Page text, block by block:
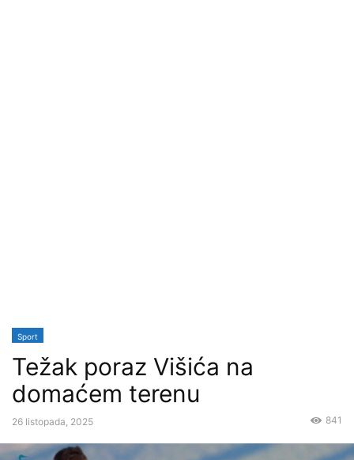
Sport
Težak poraz Višića na
domaćem terenu
26 listopada, 2025 841